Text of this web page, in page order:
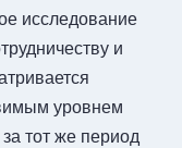
исследование
и
уровнем
тот же период